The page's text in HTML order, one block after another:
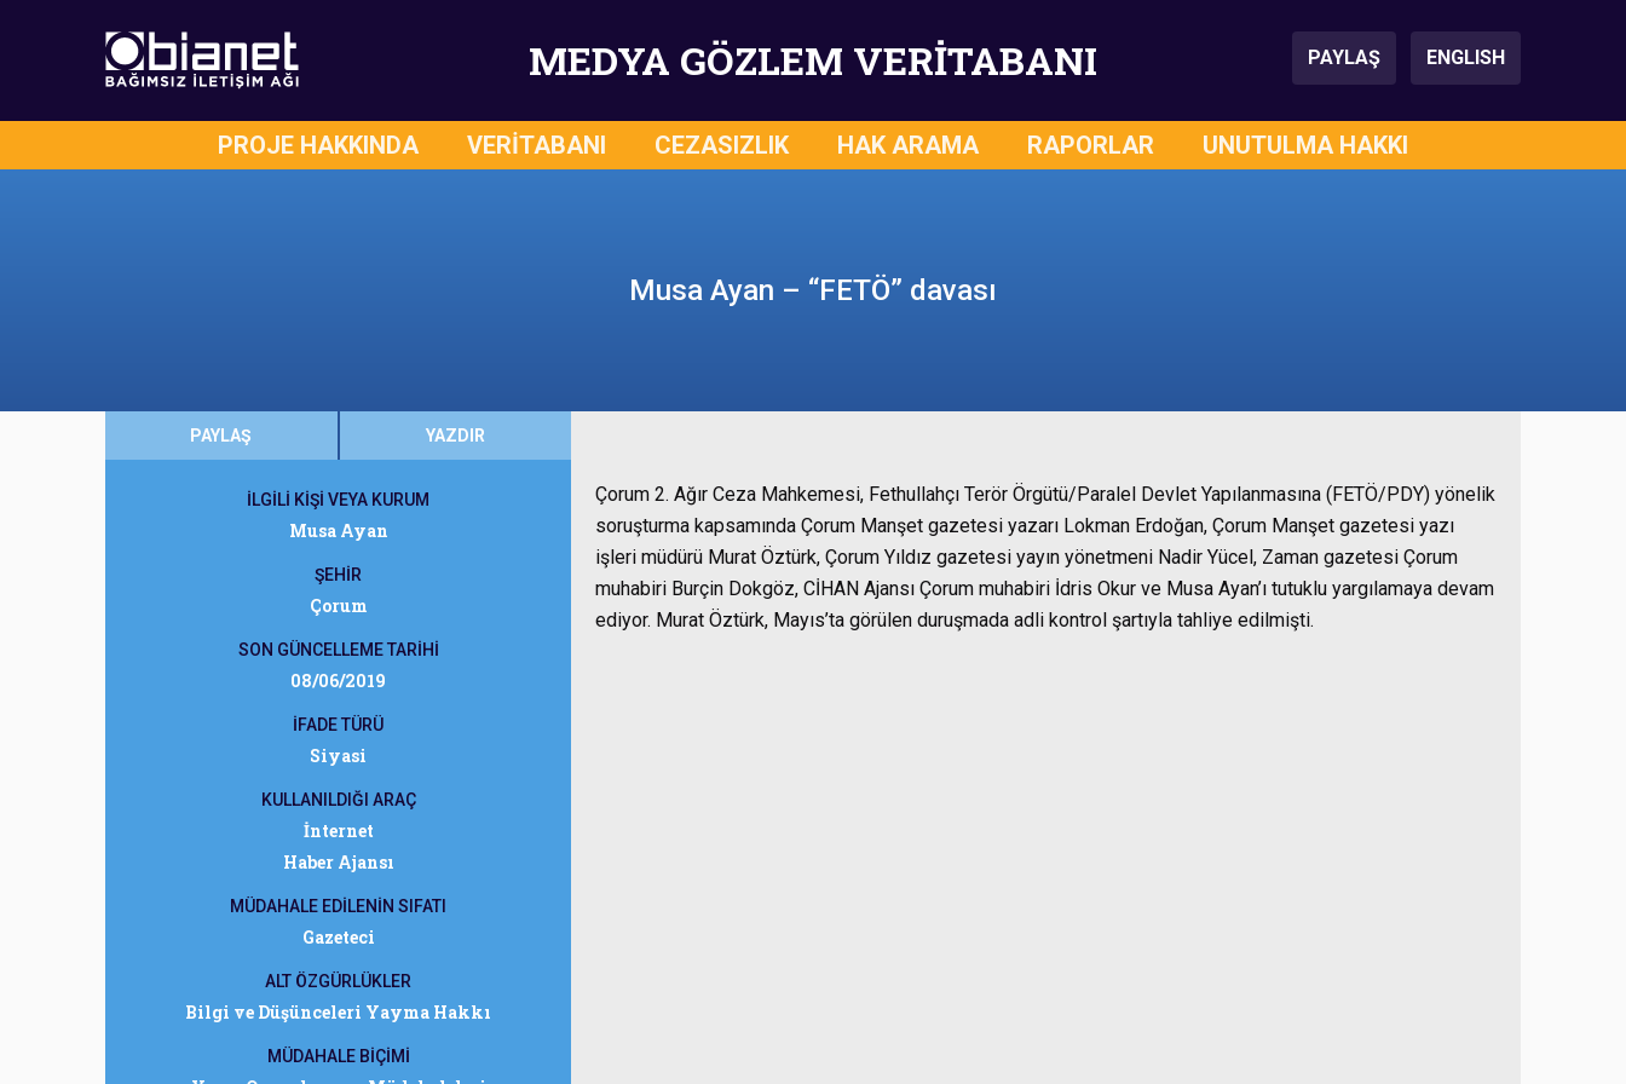
MEDYA GÖZLEM VERİTABANI PAYLAŞ ENGLISH
PROJE HAKKINDA VERİTABANI CEZASIZLIK HAK ARAMA RAPORLAR UNUTULMA HAKKI
Musa Ayan – “FETÖ” davası
PAYLAŞ YAZDIR
İLGİLİ KİŞİ VEYA KURUM
Musa Ayan
ŞEHİR
Çorum
SON GÜNCELLEME TARİHİ
08/06/2019
İFADE TÜRÜ
Siyasi
KULLANILDIĞI ARAÇ
İnternet
Haber Ajansı
MÜDAHALE EDİLENİN SIFATI
Gazeteci
ALT ÖZGÜRLÜKLER
Bilgi ve Düşünceleri Yayma Hakkı
MÜDAHALE BİÇİMİ
Çorum 2. Ağır Ceza Mahkemesi, Fethullahçı Terör Örgütü/Paralel Devlet Yapılanmasına (FETÖ/PDY) yönelik
soruşturma kapsamında Çorum Manşet gazetesi yazarı Lokman Erdoğan, Çorum Manşet gazetesi yazı
işleri müdürü Murat Öztürk, Çorum Yıldız gazetesi yayın yönetmeni Nadir Yücel, Zaman gazetesi Çorum
muhabiri Burçin Dokgöz, CİHAN Ajansı Çorum muhabiri İdris Okur ve Musa Ayan’ı tutuklu yargılamaya devam
ediyor. Murat Öztürk, Mayıs’ta görülen duruşmada adli kontrol şartıyla tahliye edilmişti.